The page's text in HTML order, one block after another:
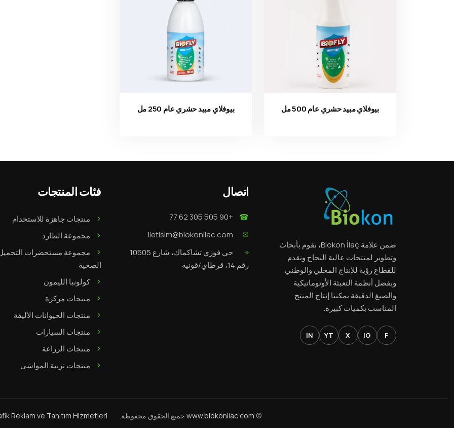
بيوفلاي مبيد حشري عام 500 مل بيوفلاي مبيد حشري عام 250 مل
ضمن علامة Biokon İlaç، نقوم بأبحاث
وتطوير لمنتجات عالية النجاح ونقدم
للقطاع رؤية للإنتاج المحلي والوطني.
وبفضل أنظمة التعبئة الأوتوماتيكية
والصيغ الدقيقة يمكننا إنتاج المنتج
المناسب بكميات كبيرة.
F
IG
X
YT
IN
اتصال
☎
+90 505 305 62 77
✉
iletisim@biokonilac.com
⌖
حي فوزي تشاكماك، شارع 10505
رقم 14، قرطاي/قونية
فئات المنتجات
منتجات جاهزة للاستخدام
مجموعة الطارد
مجموعة مستحضرات
الصحية
كولونيا الليمون
منتجات مركزة
منتجات الحيوانات الأليفة
منتجات السيارات
منتجات الزراعة
منتجات تربية المواشي
©
www.biokonilac.com جميع الحقوق محفوظة. Reklam ve Tanıtım Hizmetleri